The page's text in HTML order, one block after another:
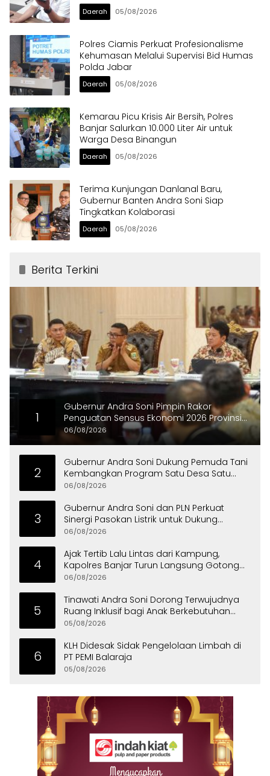
Daerah 05/08/2026
Polres Ciamis Perkuat Profesionalisme
Kehumasan Melalui Supervisi Bid Humas
Polda Jabar
Daerah 05/08/2026
Kemarau Picu Krisis Air Bersih, Polres
Banjar Salurkan 10.000 Liter Air untuk
Warga Desa Binangun
Daerah 05/08/2026
Terima Kunjungan Danlanal Baru,
Gubernur Banten Andra Soni Siap
Tingkatkan Kolaborasi
Daerah 05/08/2026
Berita Terkini
1
Gubernur Andra Soni Pimpin Rakor
Penguatan Sensus Ekonomi 2026 Provinsi
Banten
06/08/2026
2
Gubernur Andra Soni Dukung Pemuda Tani
Kembangkan Program Satu Desa Satu
Hektare Jagung
06/08/2026
3
Gubernur Andra Soni dan PLN Perkuat
Sinergi Pasokan Listrik untuk Dukung
Investasi
06/08/2026
4
Ajak Tertib Lalu Lintas dari Kampung,
Kapolres Banjar Turun Langsung Gotong
Royong Bersama Warga
06/08/2026
5
Tinawati Andra Soni Dorong Terwujudnya
Ruang Inklusif bagi Anak Berkebutuhan
Khusus
05/08/2026
6
KLH Didesak Sidak Pengelolaan Limbah di
PT PEMI Balaraja
05/08/2026